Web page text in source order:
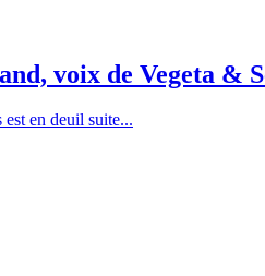
voix de Vegeta &
en deuil suite...